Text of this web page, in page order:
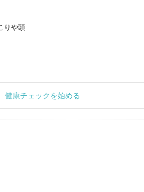
りや頭
健康チェックを始める